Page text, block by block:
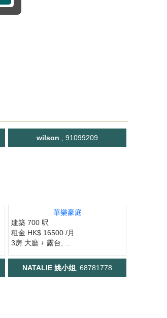
wilson , 91099209
華樂豪庭
建築 700 呎
租金 HK$ 16500 /月
3房 大廳 + 露台, ...
NATALIE 姚小姐 , 68781778